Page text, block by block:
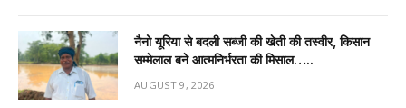
नैनो यूरिया से बदली सब्जी की खेती की तस्वीर, किसान
सम्मेलाल बने आत्मनिर्भरता की मिसाल…..
AUGUST 9, 2026